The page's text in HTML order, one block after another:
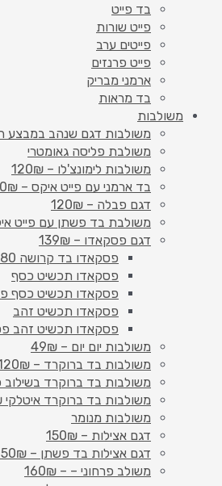
בד פייט
פייט שורות
פייטים ערב
פייט פרנזים
ארמני מבריק
בד מראות
משולבות
משולבות דגם שנהב במבצע השקה!
משולבת פליסה גאומטרי
משולבות לימונצ'לו – 120₪
בד ארמני עם פייט איקס – 120₪
דגם פבלה – 120₪
משולבת בד פשתן עם פייט איקס – 120₪
דגם פסקאדו – 139₪
פסקאדו בד קרושה 80 ש"ח
פסקאדו תכשיט כסף
פסקאדו תכשיט כסף פס לבן
פסקאדו תכשיט זהב
פסקאדו תכשיט זהב פס לבן
משולבות יום יום – 49₪
משולבות בד ברוקרד – 120₪
משולבות בד ברוקרד בשילוב פרנז 130₪
משולבות בד ברוקרד איטלקי 150₪
משולבות מנומר
דגם אצילות – 150₪
דגם אצילות בד פשתן – 150₪
משולב פרחוני – – 160₪